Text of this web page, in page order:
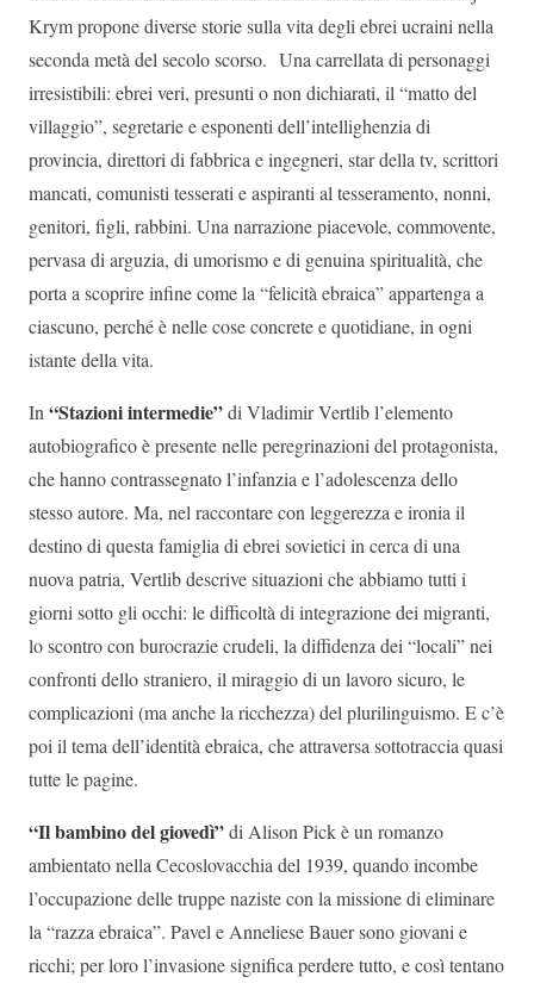
Krym propone diverse storie sulla vita degli ebrei ucraini nella
seconda metà del secolo scorso. Una carrellata di personaggi
irresistibili: ebrei veri, presunti o non dichiarati, il “matto del
villaggio”, segretarie e esponenti dell’intellighenzia di
provincia, direttori di fabbrica e ingegneri, star della tv, scrittori
mancati, comunisti tesserati e aspiranti al tesseramento, nonni,
genitori, figli, rabbini. Una narrazione piacevole, commovente,
pervasa di arguzia, di umorismo e di genuina spiritualità, che
porta a scoprire infine come la “felicità ebraica” appartenga a
ciascuno, perché è nelle cose concrete e quotidiane, in ogni
istante della vita.
In “Stazioni intermedie”di Vladimir Vertlib l’elemento
autobiografico è presente nelle peregrinazioni del protagonista,
che hanno contrassegnato l’infanzia e l’adolescenza dello
stesso autore. Ma, nel raccontare con leggerezza e ironia il
destino di questa famiglia di ebrei sovietici in cerca di una
nuova patria, Vertlib descrive situazioni che abbiamo tutti i
giorni sotto gli occhi: le difficoltà di integrazione dei migranti,
lo scontro con burocrazie crudeli, la diffidenza dei “locali” nei
confronti dello straniero, il miraggio di un lavoro sicuro, le
complicazioni (ma anche la ricchezza) del plurilinguismo. E c’è
poi il tema dell’identità ebraica, che attraversa sottotraccia quasi
tutte le pagine.
“Il bambino del giovedì”di Alison Pick è un romanzo
ambientato nella Cecoslovacchia del 1939, quando incombe
l’occupazione delle truppe naziste con la missione di eliminare
la “razza ebraica”. Pavel e Anneliese Bauer sono giovani e
ricchi; per loro l’invasione significa perdere tutto, e così tentano